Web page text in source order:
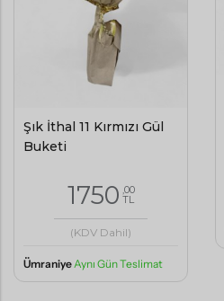
Şık İthal 11 Kırmızı Gül
Buketi
1750 ,00
TL
(KDV Dahil)
Ümraniye Aynı Gün Teslimat